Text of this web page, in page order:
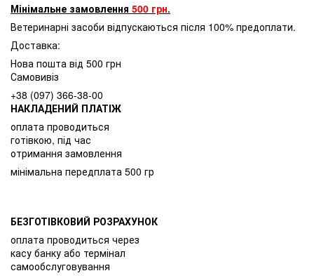
Мінімальне замовлення 500 грн.
Ветеринарні засоби відпускаються після 100% предоплати.
Доставка:
Нова пошта від 500 грн
Самовивіз
+38 (097) 366-38-00
НАКЛАДЕНИЙ ПЛАТІЖ
оплата проводиться
готівкою, під час
отримання замовлення
мінімальна передплата 500 гр
БЕЗГОТІВКОВИЙ РОЗРАХУНОК
оплата проводиться через
касу банку або термінал
самообслуговування